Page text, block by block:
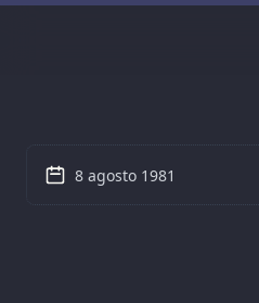
8 agosto 1981